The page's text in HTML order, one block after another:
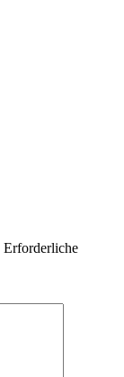
Erforderliche